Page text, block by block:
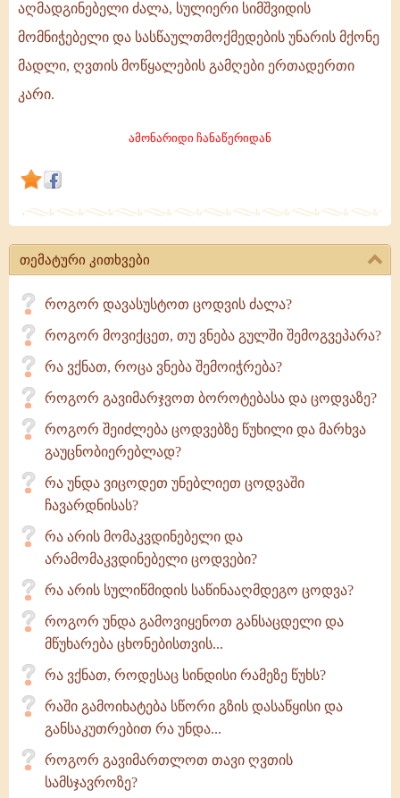
აღმადგინებელი ძალა, სულიერი სიმშვიდის
მომნიჭებელი და სასწაულთმოქმედების უნარის მქონე
მადლი, ღვთის მოწყალების გამღები ერთადერთი
კარი.
ამონარიდი ჩანაწერიდან
თემატური კითხვები
როგორ დავასუსტოთ ცოდვის ძალა?
როგორ მოვიქცეთ, თუ ვნება გულში შემოგვეპარა?
რა ვქნათ, როცა ვნება შემოიჭრება?
როგორ გავიმარჯვოთ ბოროტებასა და ცოდვაზე?
როგორ შეიძლება ცოდვებზე წუხილი და მარხვა
გაუცნობიერებლად?
რა უნდა ვიცოდეთ უნებლიეთ ცოდვაში
ჩავარდნისას?
რა არის მომაკვდინებელი და
არამომაკვდინებელი ცოდვები?
რა არის სულიწმიდის საწინააღმდეგო ცოდვა?
როგორ უნდა გამოვიყენოთ განსაცდელი და
მწუხარება ცხონებისთვის...
რა ვქნათ, როდესაც სინდისი რამეზე წუხს?
რაში გამოიხატება სწორი გზის დასაწყისი და
განსაკუთრებით რა უნდა...
როგორ გავიმართლოთ თავი ღვთის
სამსჯავროზე?